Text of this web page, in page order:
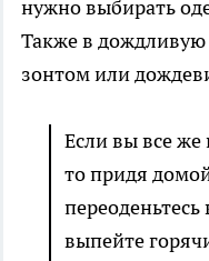
нужно выбирать
Также в дождливую
зонтом или
Если вы все
то придя
выпейте